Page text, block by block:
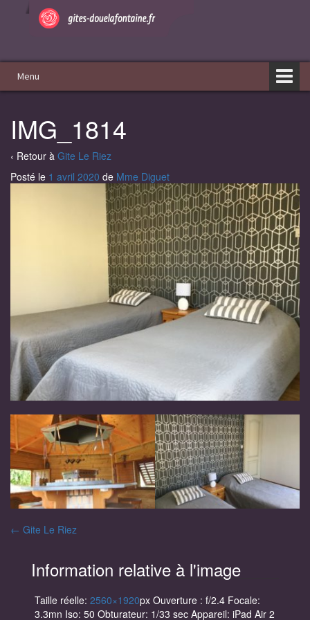
Menu
IMG_1814
‹ Retour à Gite Le Riez
Posté le 1 avril 2020 de Mme Diguet
Navigation
des
articles
← Gite Le Riez
Information relative à l'image
Taille réelle: 2560×1920px Ouverture : f/2.4 Focale:
3.3mn Iso: 50 Obturateur: 1/33 sec Appareil: iPad Air 2